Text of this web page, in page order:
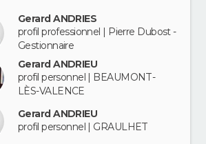
Gerard ANDRIES
profil professionnel | Pierre Dubost -
Gestionnaire
Gerard ANDRIEU
profil personnel | BEAUMONT-
LÈS-VALENCE
Gerard ANDRIEU
profil personnel | GRAULHET